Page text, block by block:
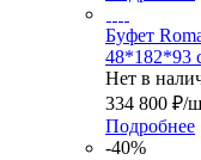
Буфет
48*182*93
Нет в
334 800 ₽/
Подробнее
-40%